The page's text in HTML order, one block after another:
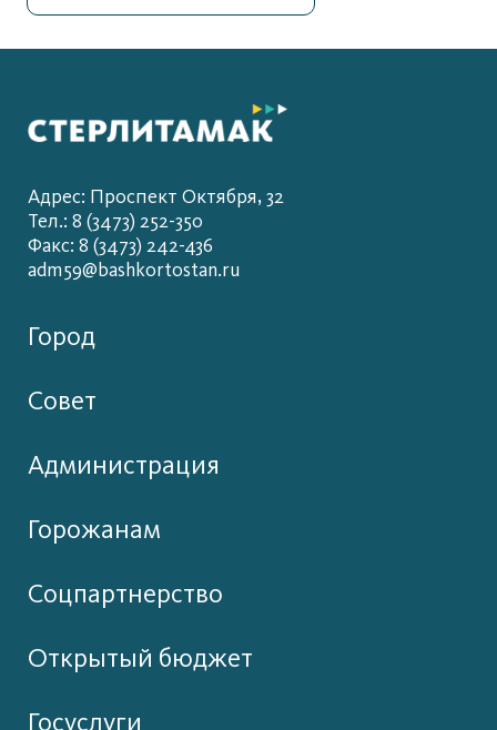
Адрес: Проспект Октября, 32
Тел.: 8 (3473) 252-350
Факс: 8 (3473) 242-436
adm59@bashkortostan.ru
Город
Совет
Администрация
Горожанам
Соцпартнерство
Открытый бюджет
Госуслуги